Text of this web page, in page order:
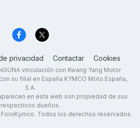
privacidad Contactar Cookies
vinculación con Kwang Yang Motor
su filial en España KYMCO Moto España,
S.A.
en esta web son propiedad de sus
respectivos dueños.
Todos los derechos reservados.